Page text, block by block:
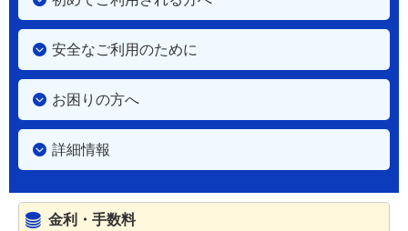
安全なご利用のために
お困りの方へ
詳細情報
金利・手数料